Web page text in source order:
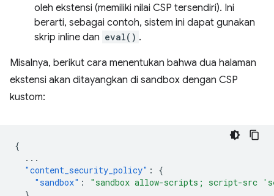
oleh ekstensi (memiliki nilai CSP tersendiri). Ini
berarti, sebagai contoh, sistem ini dapat gunakan
skrip inline dan eval() .
Misalnya, berikut cara menentukan bahwa dua halaman
ekstensi akan ditayangkan di sandbox dengan CSP
kustom:
{
...
"content_security_policy" :
{
"sandbox" :
"sandbox allow-scripts; script-src